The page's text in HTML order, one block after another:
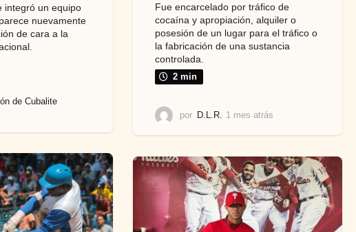
integró un equipo
nuevamente
de cara a la
de Cubalite
Fue encarcelado por tráfico de
cocaína y apropiación, alquiler o
posesión de un lugar para el tráfico o
la fabricación de una sustancia
controlada.
2 min
por D.L.R. 1 mes atrás
s
a
t
r
á